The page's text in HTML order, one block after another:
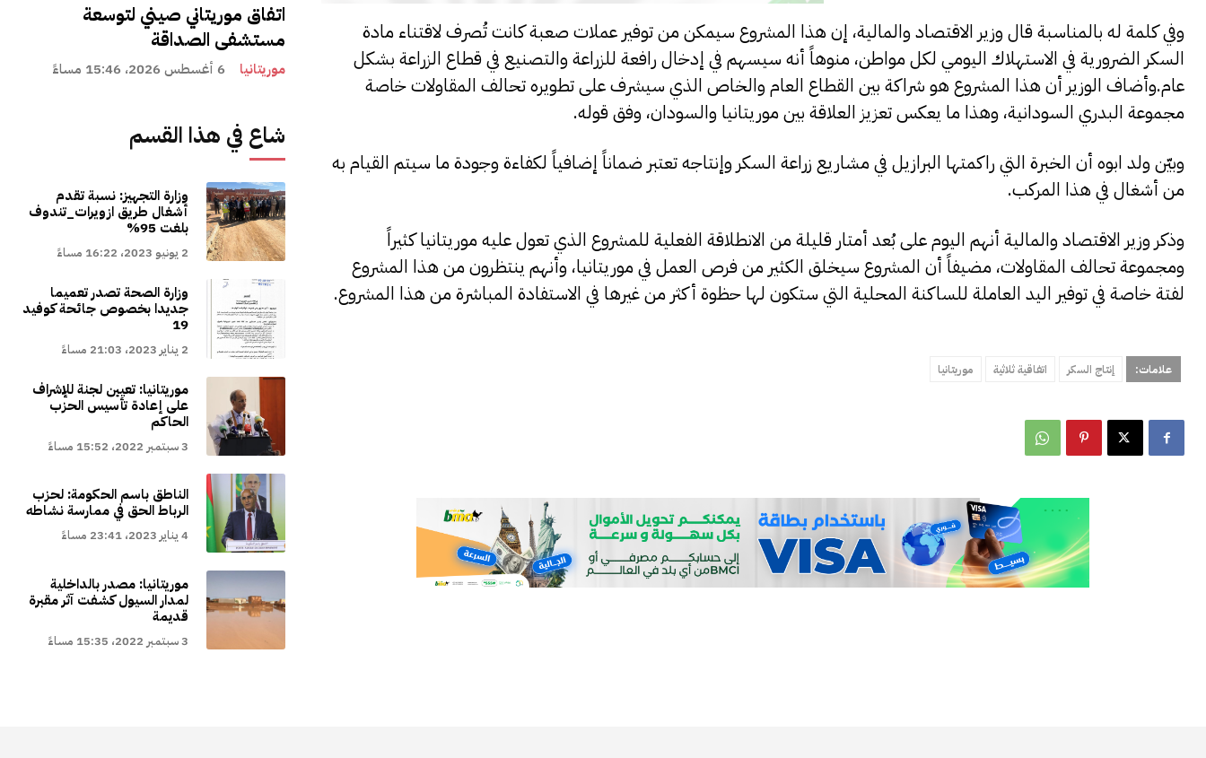
اتفاق موريتاني صيني لتوسعة
مستشفى الصداقة
موريتانيا 6 أغسطس 2026، 15:46 مساءً
شاع في هذا القسم
وزارة التجهيز: نسبة تقدم
أشغال طريق ازويرات_تندوف
بلغت 95%
2 يونيو 2023، 16:22 مساءً
وزارة الصحة تصدر تعميما
جديدا بخصوص جائحة كوفيد
19
2 يناير 2023، 21:03 مساءً
موريتانيا: تعيين لجنة للإشراف
على إعادة تأسيس الحزب
الحاكم
3 سبتمبر 2022، 15:52 مساءً
الناطق باسم الحكومة: لحزب
الرباط الحق في ممارسة نشاطه
4 يناير 2023، 23:41 مساءً
موريتانيا: مصدر بالداخلية
لمدار السيول كشفت آثر مقبرة
قديمة
3 سبتمبر 2022، 15:35 مساءً
وفي كلمة له بالمناسبة قال وزير الاقتصاد والمالية، إن هذا المشروع سيمكن من توفير عملات صعبة كانت تُصرف لاقتناء مادة
السكر الضرورية في الاستهلاك اليومي لكل مواطن، منوهاً أنه سيسهم في إدخال رافعة للزراعة والتصنيع في قطاع الزراعة بشكل
عام.وأضاف الوزير أن هذا المشروع هو شراكة بين القطاع العام والخاص الذي سيشرف على تطويره تحالف المقاولات خاصة
مجموعة البدري السودانية، وهذا ما يعكس تعزيز العلاقة بين موريتانيا والسودان، وفق قوله.
وبيّن ولد ابوه أن الخبرة التي راكمتها البرازيل في مشاريع زراعة السكر وإنتاجه تعتبر ضماناً إضافياً لكفاءة وجودة ما سيتم القيام به
من أشغال في هذا المركب.
وذكر وزير الاقتصاد والمالية أنهم اليوم على بُعد أمتار قليلة من الانطلاقة الفعلية للمشروع الذي تعول عليه موريتانيا كثيراً
ومجموعة تحالف المقاولات، مضيفاً أن المشروع سيخلق الكثير من فرص العمل في موريتانيا، وأنهم ينتظرون من هذا المشروع
لفتة خاصة في توفير اليد العاملة للساكنة المحلية التي ستكون لها حظوة أكثر من غيرها في الاستفادة المباشرة من هذا المشروع.
علامات: إنتاج السكر اتفاقية ثلاثية موريتانيا